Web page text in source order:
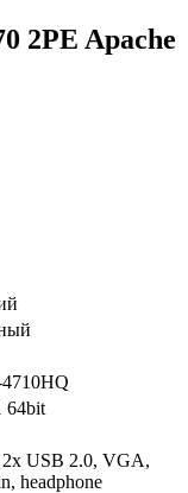
2PE Apache
64bit
USB 2.0, VGA,
headphone